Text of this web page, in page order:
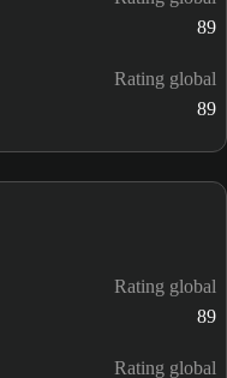
89
Rating global
89
Rating global
89
Rating global